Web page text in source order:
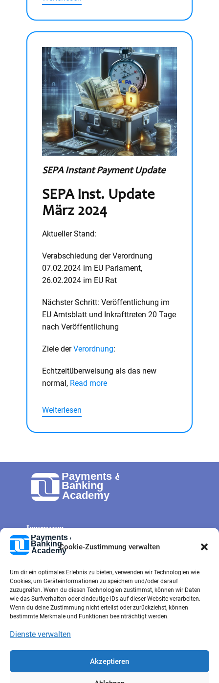
Cookie-Zustimmung verwalten
Um dir ein optimales Erlebnis zu bieten, verwenden wir Technologien wie
Cookies, um Geräteinformationen zu speichern und/oder darauf
zuzugreifen. Wenn du diesen Technologien zustimmst, können wir Daten
wie das Surfverhalten oder eindeutige IDs auf dieser Website verarbeiten.
Wenn du deine Zustimmung nicht erteilst oder zurückziehst, können
bestimmte Merkmale und Funktionen beeinträchtigt werden.
Dienste verwalten
Akzeptieren
SEPA Instant Payment Update
SEPA Inst. Update
März 2024
Aktueller Stand:
Verabschiedung der Verordnung
07.02.2024 im EU Parlament,
26.02.2024 im EU Rat
Nächster Schritt: Veröffentlichung im
EU Amtsblatt und Inkrafttreten 20 Tage
nach Veröffentlichung
Ziele derVerordnung:
Echtzeitüberweisung als das new
normal, Read more
Weiterlesen
Impressum
Allg. Geschäftsbedingungen
Cookie-Richtlinie
Datenschutz
Kontaktformular
e-mail